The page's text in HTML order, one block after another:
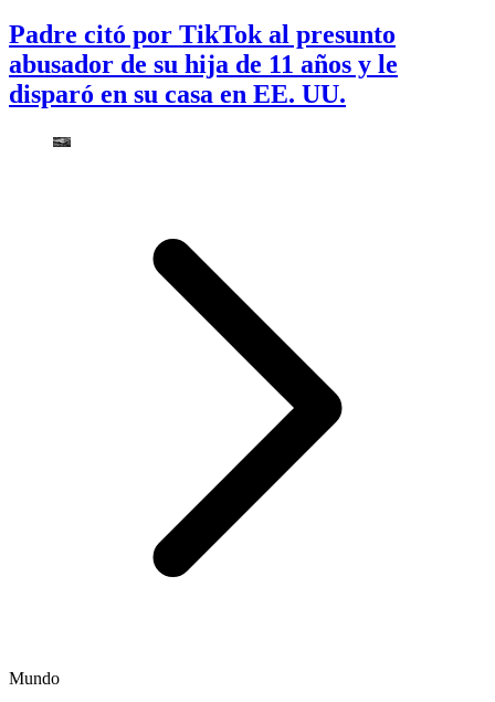
Padre citó por TikTok al presunto
abusador de su hija de 11 años y le
disparó en su casa en EE. UU.
Mundo